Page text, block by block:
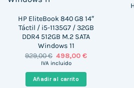
HP EliteBook 840 G8 14″
Táctil / i5-1135G7 / 32GB
DDR4 512GB M.2 SATA
Windows 11
929,00€ El
precio
era:
929,00 €.
498,00€El
IVA incluido
Añadir al carrito